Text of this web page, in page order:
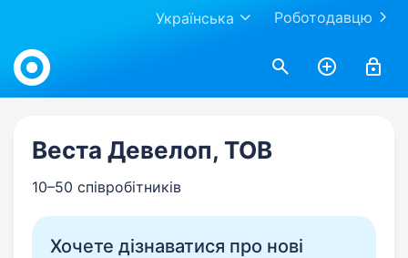
Роботодавцю
Українська
Work.ua
Веста Девелоп, ТОВ
10–50 співробітників
Хочете дізнаватися про нові